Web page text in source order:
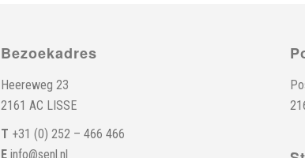
Bezoekadres
Heereweg 23
2161 AC LISSE
T +31 (0) 252 – 466 466
Einfo@senl.nl